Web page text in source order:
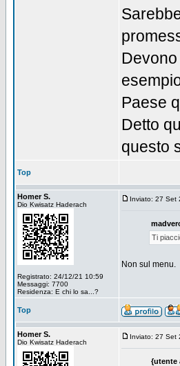
Paese
Detto
questo
Top
Homer S.
Dio Kwisatz Haderach
Registrato: 24/12/21 10:59
Messaggi: 7700
Residenza: E chi lo sa...?
Inviato: 27 Set
Ti
Non sul menu.
Top
Homer S.
Dio Kwisatz Haderach
Inviato: 27 Set
{utente